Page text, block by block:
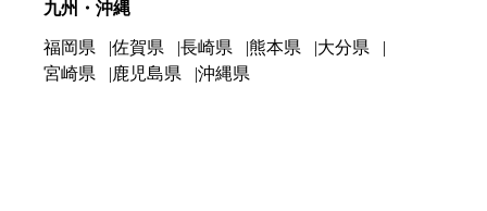
九州・沖縄
福岡県 佐賀県 長崎県 熊本県
大分県
宮崎県
鹿児島県 沖縄県